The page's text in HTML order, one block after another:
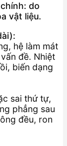
do
vật liệu.
hệ làm mát
đề. Nhiệt
biến dạng
sai thứ tự,
phẳng sau
đều, ron